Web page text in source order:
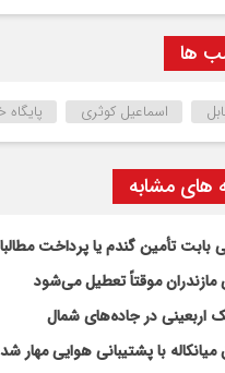
ها
اسماعیل کوثری پایگاه
های مشابه
بابت تأمین گندم یا پرداخت
مازندران موقتاً تعطیل می‌شود
اربعینی در جاده‌های شمال
با پشتیبانی هوایی مهار شد